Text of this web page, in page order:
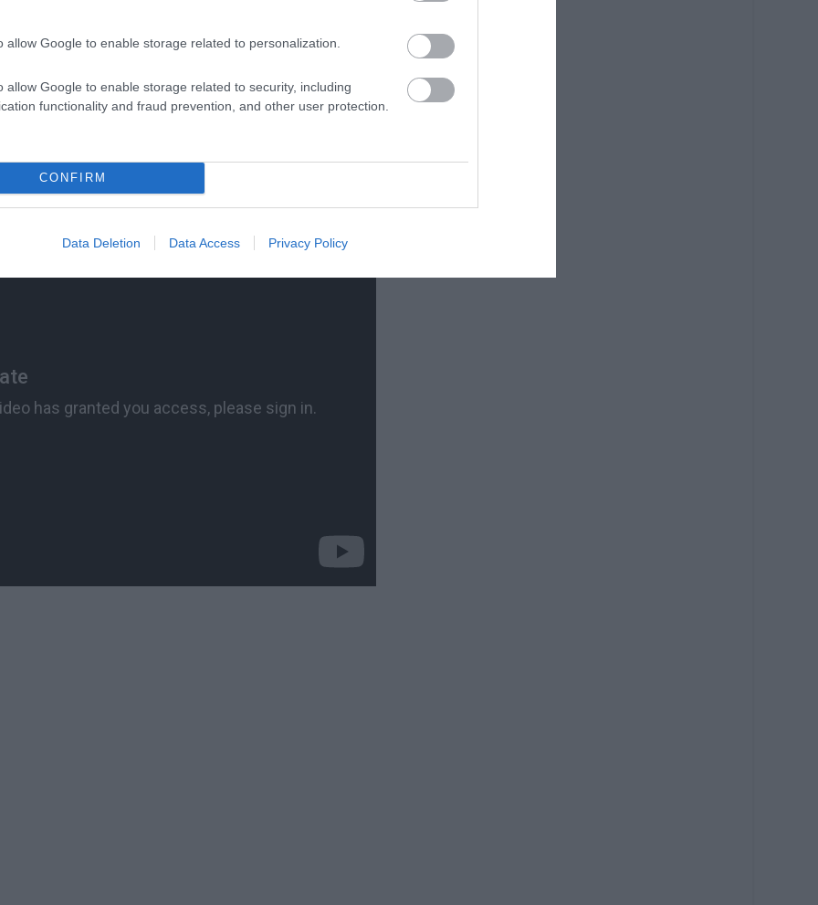
allow Google to enable storage related to personalization.
allow Google to enable storage related to security, including
functionality and fraud prevention, and other user protection.
CONFIRM
Data Deletion Data Access Privacy Policy
le a majmok a finomságoktól roskadozó asztalokat: